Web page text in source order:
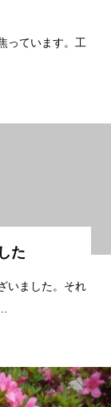
っています。工
た
いました。それ